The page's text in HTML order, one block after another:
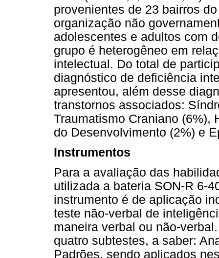
provenientes de 23 bairros
organização não
adolescentes e adultos com
grupo é heterogêneo em
intelectual. Do total de
diagnóstico de deficiência
apresentou, além desse
transtornos associados:
Traumatismo Craniano (6%),
do Desenvolvimento (2%) e
Instrumentos
Para a avaliação das
utilizada a bateria SON-R 6-
instrumento é de aplicação
teste não-verbal de
maneira verbal ou não-
quatro subtestes, a saber:
Padrões, sendo aplicados